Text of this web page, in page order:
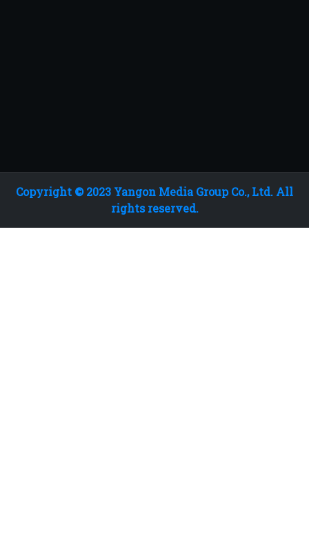
Copyright © 2023 Yangon Media Group Co., Ltd. All
rights reserved.